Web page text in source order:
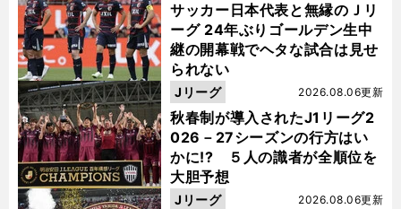
サッカー日本代表と無縁のＪリ
ーグ 24年ぶりゴールデン生中
継の開幕戦でヘタな試合は見せ
られない
秋春制が導入されたJ1リーグ2
026－27シーズンの行方はい
かに!? ５人の識者が全順位を
大胆予想
2026.08.06更新
Jリーグ
2026.08.06更新
Jリーグ